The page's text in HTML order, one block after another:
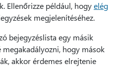
Ellenőrizze például, hogyelég
megjelenítéséhez.
bejegyzéslista egy másik
megakadályozni, hogy mások
akkor érdemes elrejtenie